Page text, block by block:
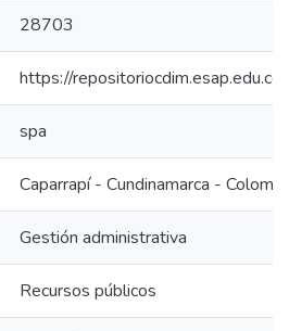
28703
https://
spa
Caparrapí - Cundinamarca -
Gestión administrativa
Recursos públicos